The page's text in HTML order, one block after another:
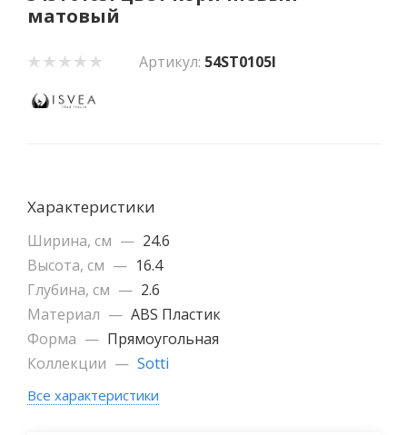
матовый
Артикул: 54ST0105I
Характеристики
Ширина, см — 24.6
Высота, см — 16.4
Глубина, см — 2.6
Материал — ABS Пластик
Форма — Прямоугольная
Коллекции — Sotti
Все характеристики